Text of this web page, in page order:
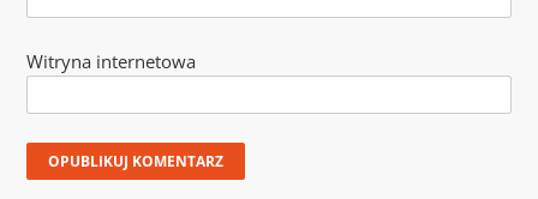
Witryna internetowa